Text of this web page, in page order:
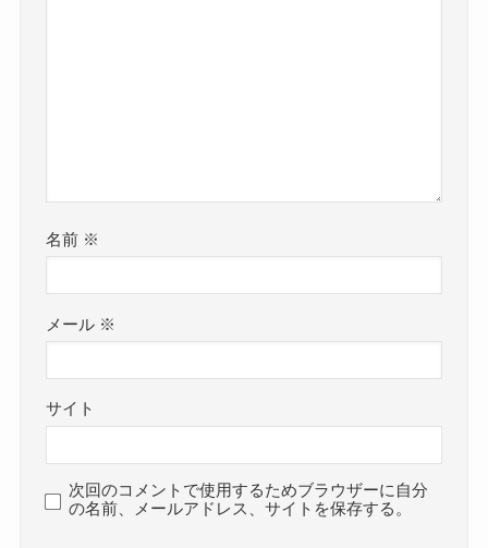
名前 ※
メール ※
サイト
次回のコメントで使用するためブラウザーに自分
の名前、メールアドレス、サイトを保存する。